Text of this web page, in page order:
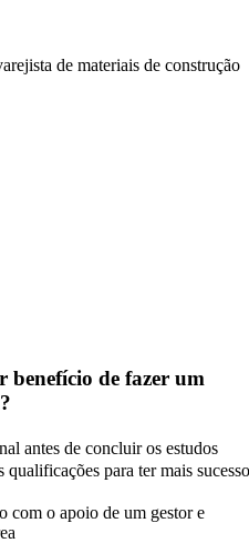
de materiais de construção
benefício de fazer um
antes de concluir os estudos
para ter mais sucesso
com o apoio de um gestor e